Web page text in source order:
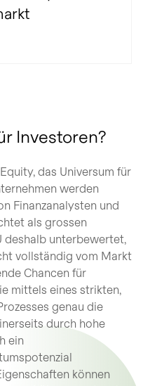
Investoren?
das Universum für
werden
Finanzanalysten und
als grossen
deshalb unterbewertet,
vollständig vom Markt
Chancen für
mittels eines strikten,
genau die
durch hohe
ein
können